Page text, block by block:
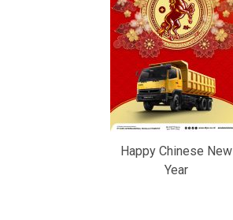
Happy Chinese New
Year